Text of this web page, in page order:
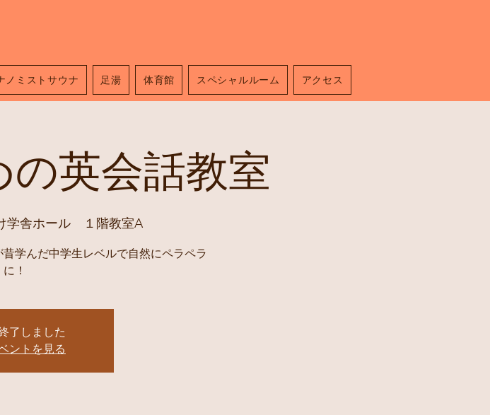
ノミストサウナ 足湯 体育館 スペシャルルーム アクセス
英会話教室
学舎ホール １階教室A
学んだ中学生レベルで自然にペラペラ
了しました
ントを見る